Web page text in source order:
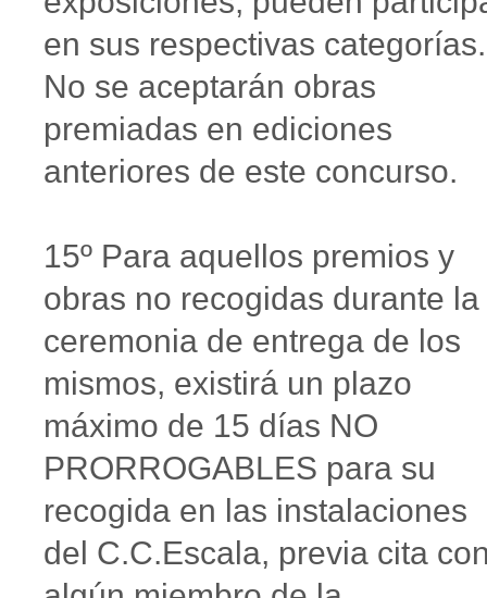
en sus respectivas categorías.
No se aceptarán obras
premiadas en ediciones
anteriores de este concurso.
15º Para aquellos premios y
obras no recogidas durante la
ceremonia de entrega de los
mismos, existirá un plazo
máximo de 15 días NO
PRORROGABLES para su
recogida en las instalaciones
del C.C.Escala, previa cita